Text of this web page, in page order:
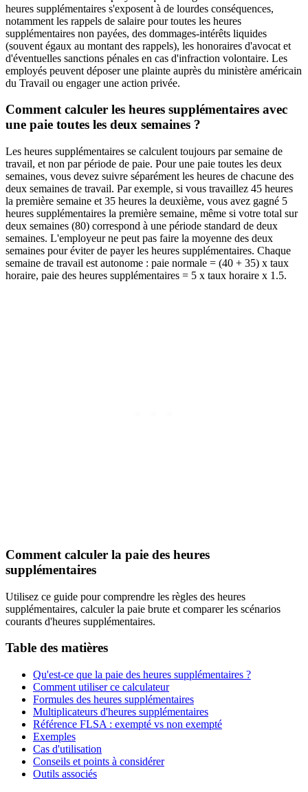
heures supplémentaires s'exposent à de lourdes conséquences,
notamment les rappels de salaire pour toutes les heures
supplémentaires non payées, des dommages-intérêts liquides
(souvent égaux au montant des rappels), les honoraires d'avocat et
d'éventuelles sanctions pénales en cas d'infraction volontaire. Les
employés peuvent déposer une plainte auprès du ministère américain
du Travail ou engager une action privée.
Comment calculer les heures supplémentaires avec
une paie toutes les deux semaines ?
Les heures supplémentaires se calculent toujours par semaine de
travail, et non par période de paie. Pour une paie toutes les deux
semaines, vous devez suivre séparément les heures de chacune des
deux semaines de travail. Par exemple, si vous travaillez 45 heures
la première semaine et 35 heures la deuxième, vous avez gagné 5
heures supplémentaires la première semaine, même si votre total sur
deux semaines (80) correspond à une période standard de deux
semaines. L'employeur ne peut pas faire la moyenne des deux
semaines pour éviter de payer les heures supplémentaires. Chaque
semaine de travail est autonome : paie normale = (40 + 35) x taux
horaire, paie des heures supplémentaires = 5 x taux horaire x 1.5.
Comment calculer la paie des heures
supplémentaires
Utilisez ce guide pour comprendre les règles des heures
supplémentaires, calculer la paie brute et comparer les scénarios
courants d'heures supplémentaires.
Table des matières
Qu'est-ce que la paie des heures supplémentaires ?
Comment utiliser ce calculateur
Formules des heures supplémentaires
Multiplicateurs d'heures supplémentaires
Référence FLSA : exempté vs non exempté
Exemples
Cas d'utilisation
Conseils et points à considérer
Outils associés